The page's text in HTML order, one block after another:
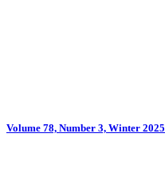
Volume 78, Number 3, Winter 2025